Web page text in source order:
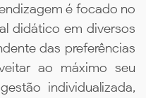
é focado no
didático em diversos
das preferências
ao máximo seu
individualizada,